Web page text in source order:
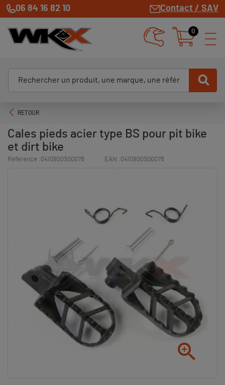
06 84 16 82 10 Contact / SAV
0
RETOUR
Cales pieds acier type BS pour pit bike
et dirt bike
Référence :0410900300078 EAN :0410900300078
